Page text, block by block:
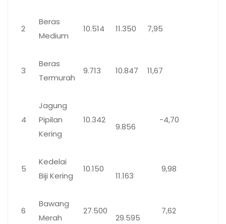
2
Beras
Medium
10.514 11.350 7,95
3
Beras
Termurah
9.713 10.847 11,67
4
Jagung
Pipilan
Kering
10.342
9.856
-4,70
5
Kedelai
Biji Kering
10.150
11.163
9,98
6
Bawang
Merah
27.500
29.595
7,62